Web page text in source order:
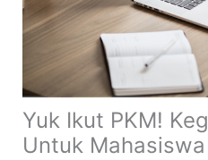
Yuk Ikut PKM!
Untuk